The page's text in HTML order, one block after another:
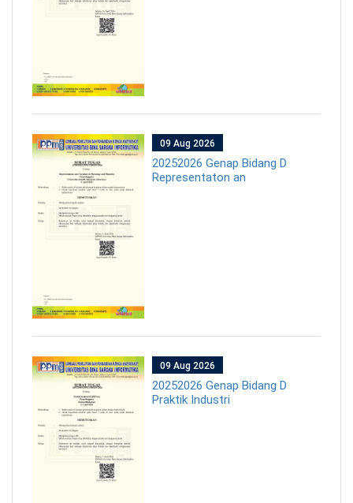
09 Aug 2026
20252026 Genap Bidang D
Representaton an
09 Aug 2026
20252026 Genap Bidang D
Praktik Industri